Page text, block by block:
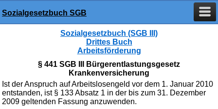
Sozialgesetzbuch SGB
Sozialgesetzbuch (SGB III)
Drittes Buch
Arbeitsförderung
§ 441 SGB III Bürgerentlastungsgesetz
Krankenversicherung
Ist der Anspruch auf Arbeitslosengeld vor dem 1. Januar 2010
entstanden, ist § 133 Absatz 1 in der bis zum 31. Dezember
2009 geltenden Fassung anzuwenden.